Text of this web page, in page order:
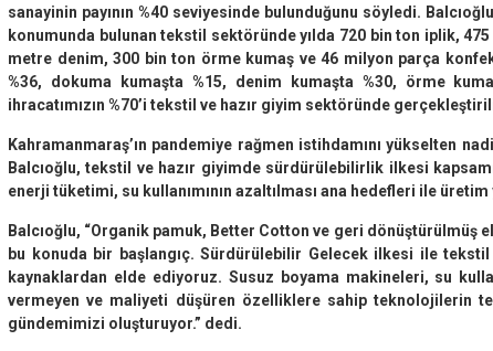
sanayinin payının %40 seviyesinde bulunduğunu söyledi.
konumunda bulunan tekstil sektöründe yılda 720 bin ton iplik,
metre denim, 300 bin ton örme kumaş ve 46 milyon parça
%36, dokuma kumaşta %15, denim kumaşta %30, örme
ihracatımızın %70’i tekstil ve hazır giyim sektöründe
Kahramanmaraş’ın pandemiye rağmen istihdamını yükselten
Balcıoğlu, tekstil ve hazır giyimde sürdürülebilirlik ilkesi
enerji tüketimi, su kullanımının azaltılması ana hedefleri ile üretim
Balcıoğlu, “Organik pamuk, Better Cotton ve geri
bu konuda bir başlangıç. Sürdürülebilir Gelecek ilkesi ile
kaynaklardan elde ediyoruz. Susuz boyama makineleri, su
vermeyen ve maliyeti düşüren özelliklere sahip teknolojilerin
gündemimizi oluşturuyor.” dedi.